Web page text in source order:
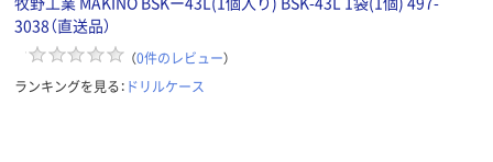
3038（直送品）
（0件のレビュー）
ランキングを見る： ドリルケース